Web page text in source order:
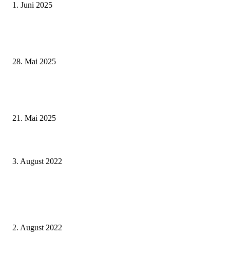
1. Juni 2025
28. Mai 2025
21. Mai 2025
3. August 2022
2. August 2022